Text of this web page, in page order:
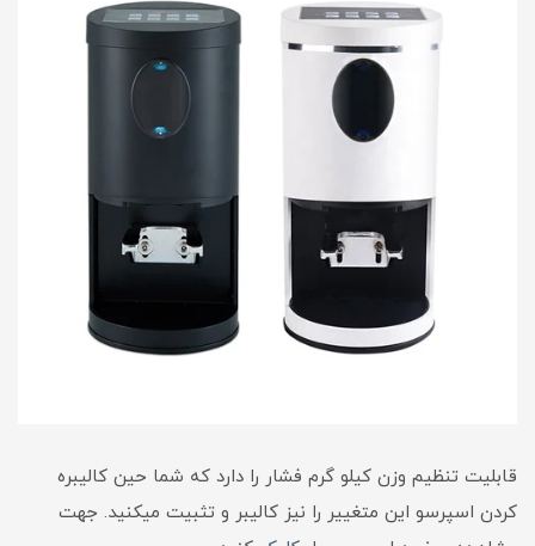
قابلیت تنظیم وزن کیلو گرم فشار را دارد که شما حین کالیبره
کردن اسپرسو این متغییر را نیز کالیبر و تثبیت میکنید. جهت